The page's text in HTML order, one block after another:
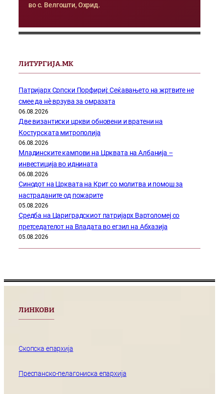
во с. Велгошти, Охрид.
ЛИТУРГИЈА.МК
Патријарх Српски Порфириј: Сеќавањето на жртвите не
смее да нѐ врзува за омразата
06.08.2026
Две византиски цркви обновени и вратени на
Костурската митрополија
06.08.2026
Младинските кампови на Црквата на Албанија –
инвестиција во иднината
06.08.2026
Синодот на Црквата на Крит со молитва и помош за
настраданите од пожарите
05.08.2026
Средба на Цариградскиот патријарх Вартоломеј со
претседателот на Владата во егзил на Абхазија
05.08.2026
ЛИНКОВИ
Скопска епархија
Преспанско-пелагониска епархија